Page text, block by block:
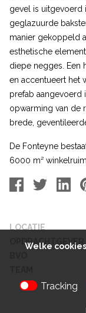
Welke
Tracking
gevel is uitgevoerd
geglazuurde
manier gekoppeld
esthetische
diepe negges. Een
en accentueert het
prefab aangevoerd
opwarming van de
brede,
De Fonteyne
6000 m²
LOCATIE
OPDRACHTGEVER